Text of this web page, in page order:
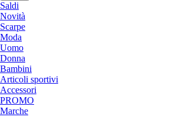
Saldi
Novità
Scarpe
Moda
Uomo
Donna
Bambini
Articoli sportivi
Accessori
PROMO
Marche